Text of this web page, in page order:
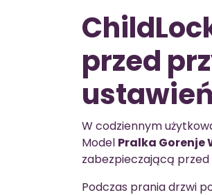
przed
ustawień
W codziennym
Model Pralka Gorenje
zabezpieczającą
Podczas prania drzwi